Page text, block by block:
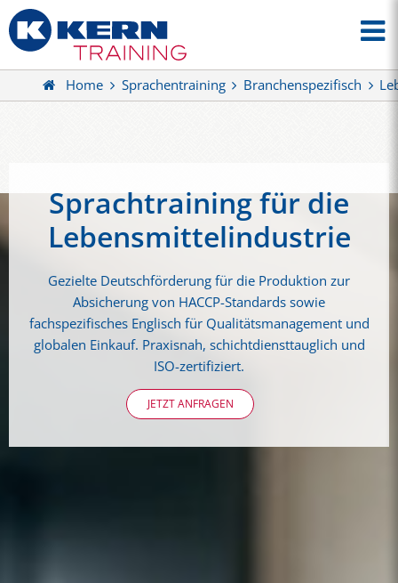
Home Sprachentraining Branchenspezifisch
Sprachtraining für die
Lebensmittelindustrie
Gezielte Deutschförderung für die Produktion zur
Absicherung von HACCP-Standards sowie
fachspezifisches Englisch für Qualitätsmanagement und
globalen Einkauf. Praxisnah, schichtdiensttauglich und
ISO-zertifiziert.
JETZT ANFRAGEN